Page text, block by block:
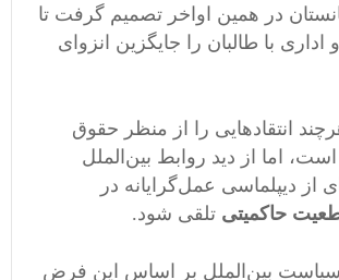
در همین اواخر تصمیم گرفت تا
با طالبان را جایگزین انزوای
انتقادهایی را از منظر حقوق
اما از دید روابط بین‌الملل
از دیپلماسی عمل‌گرایانه در
حاکمیتی تلقی شود.
سیاست بین‌الملل بر اساس این فرض